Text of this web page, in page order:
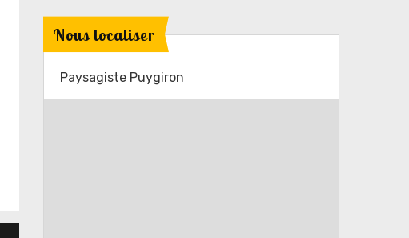
Nous localiser
Paysagiste Puygiron